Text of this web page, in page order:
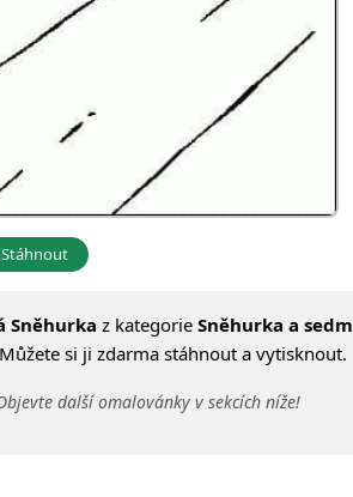
Sněhurka z kategorie Sněhurka a sedm
si ji zdarma stáhnout a vytisknout.
další omalovánky v sekcích níže!